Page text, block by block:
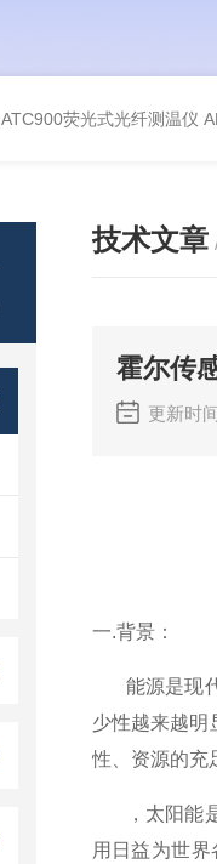
ATC900荧光式光纤测温仪
技术文章
霍尔传
更新时
一.背景：
能源是现
少性越来越明
性、资源的充
，太阳
用日益为世